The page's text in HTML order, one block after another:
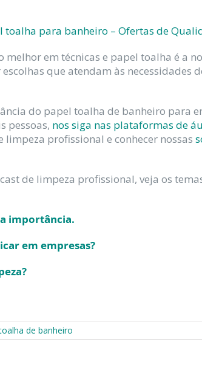
toalha para banheiro – Ofertas de
em técnicas e papel toalha é a
que atendam às necessidades
do papel toalha de banheiro para
pessoas, nos siga nas plataformas de
profissional e conhecer nossas
de limpeza profissional, veja os
importância.
em empresas?
de banheiro